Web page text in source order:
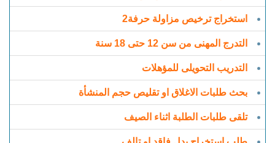
استخراج ترخيص مزاولة حرفة2
التدرج المهنى من سن 12 حتى 18 سنة
التدريب التحويلى للمؤهلات
بحث طلبات الاغلاق او تقليص حجم المنشأة
تلقى طلبات الطلبة اثناء الصيف